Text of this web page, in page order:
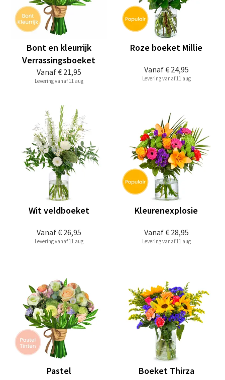
Vanaf€ 21,95
Bont en kleurrijk
Verrassingsboeket
Levering vanaf 11 aug
Vanaf€ 24,95
Roze boeket Millie
Levering vanaf 11 aug
Vanaf€ 26,95
Wit veldboeket
Levering vanaf 11 aug
Vanaf€ 28,95
Kleurenexplosie
Levering vanaf 11 aug
Pastel
Boeket Thirza